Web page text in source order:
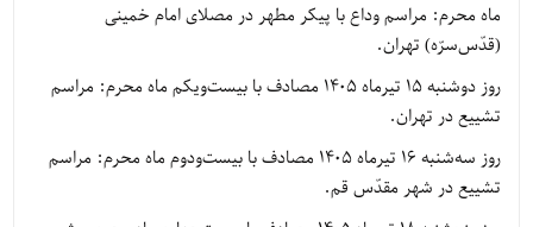
ماه محرم: مراسم وداع با پیکر مطهر در مصلای امام خمینی
(قدّس‌سرّه) تهران.
روز دوشنبه ۱۵ تیرماه ۱۴۰۵ مصادف با بیست‌ویکم ماه محرم: مراسم
تشییع در تهران.
روز سه‌شنبه ۱۶ تیرماه ۱۴۰۵ مصادف با بیست‌ودوم ماه محرم: مراسم
تشییع در شهر مقدّس قم.